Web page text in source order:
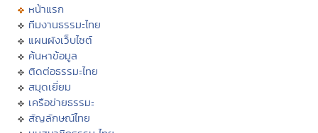
หน้าแรก
ทีมงานธรรมะไทย
แผนผังเว็บไซต์
ค้นหาข้อมูล
ติดต่อธรรมะไทย
สมุดเยี่ยม
เครือข่ายธรรมะ
สัญลักษณ์ไทย